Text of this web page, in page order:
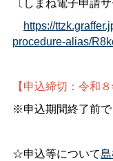
〔しまね電子申請サ
https://
procedure-alias/
【申込締切：令和
※申込期間終了前で
☆申込等について